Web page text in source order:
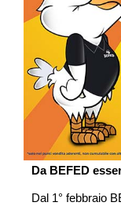
Da BEFED
Dal 1° febbraio